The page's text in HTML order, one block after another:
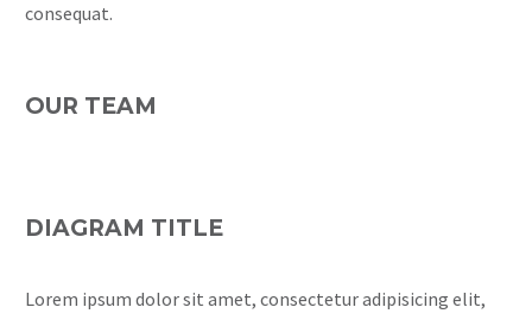
consequat.
OUR TEAM
DIAGRAM TITLE
Lorem ipsum dolor sit amet, consectetur adipisicing elit,